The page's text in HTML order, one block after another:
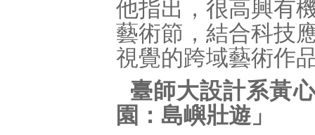
他指出，很高興有
藝術節，結合科技
視覺的跨域藝術作
臺師大設計系黃
園：島嶼壯遊」